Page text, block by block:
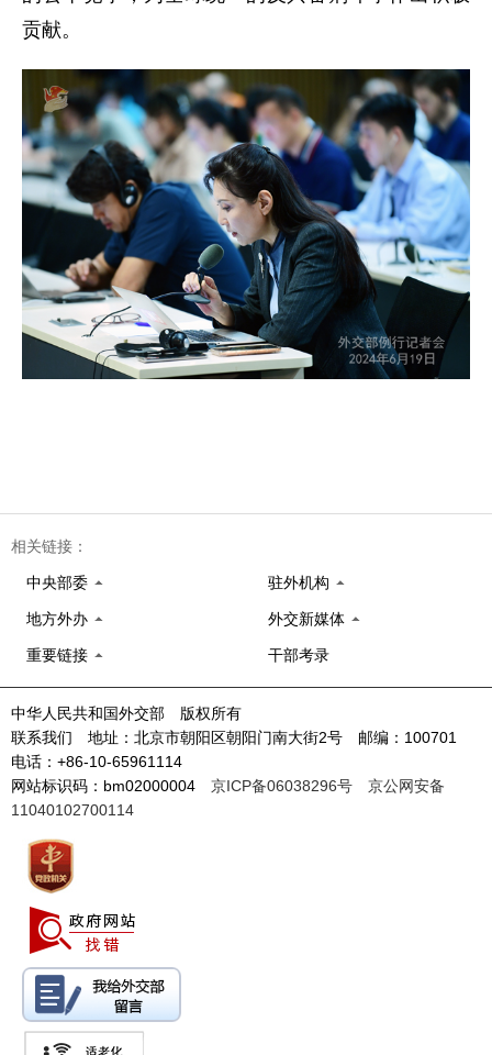
贡献。
相关链接：
中央部委 驻外机构
地方外办 外交新媒体
重要链接 干部考录
中华人民共和国外交部 版权所有
联系我们 地址：北京市朝阳区朝阳门南大街2号 邮编：100701
电话：+86-10-65961114
网站标识码：bm02000004 京ICP备06038296号
京公网安备
11040102700114